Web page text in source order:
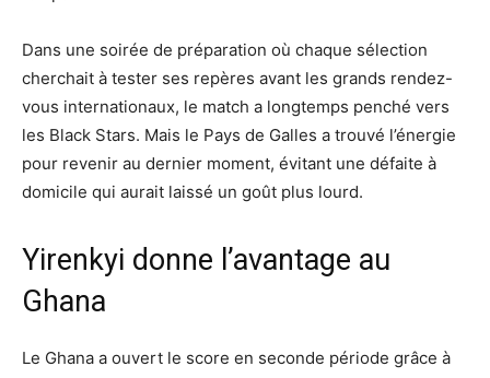
Dans une soirée de préparation où chaque sélection
cherchait à tester ses repères avant les grands rendez-
vous internationaux, le match a longtemps penché vers
les Black Stars. Mais le Pays de Galles a trouvé l’énergie
pour revenir au dernier moment, évitant une défaite à
domicile qui aurait laissé un goût plus lourd.
Yirenkyi donne l’avantage au
Ghana
Le Ghana a ouvert le score en seconde période grâce à